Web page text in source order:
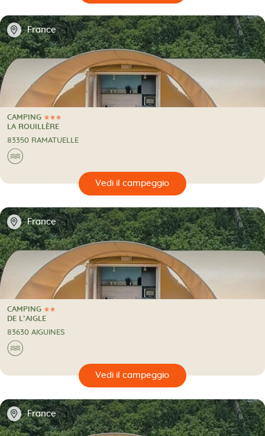
📍 France
3 Stelle
CAMPING
CAMPING
LA ROUILLÈRE
83350 RAMATUELLE
🌊
🔍
📍 France
2 Stelle
CAMPING
CAMPING
DE L’AIGLE
83630 AIGUINES
🌊
🔍
📍 France